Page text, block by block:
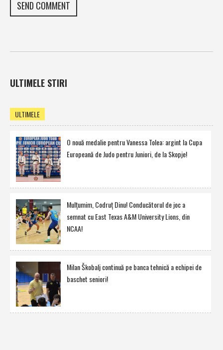
ULTIMELE STIRI
ULTIMELE
O nouă medalie pentru Vanessa Tolea: argint la Cupa
Europeană de Judo pentru Juniori, de la Skopje!
Mulţumim, Codruţ Dinu! Conducătorul de joc a
semnat cu East Texas A&M University Lions, din
NCAA!
Milan Škobalj continuă pe banca tehnică a echipei de
baschet seniori!